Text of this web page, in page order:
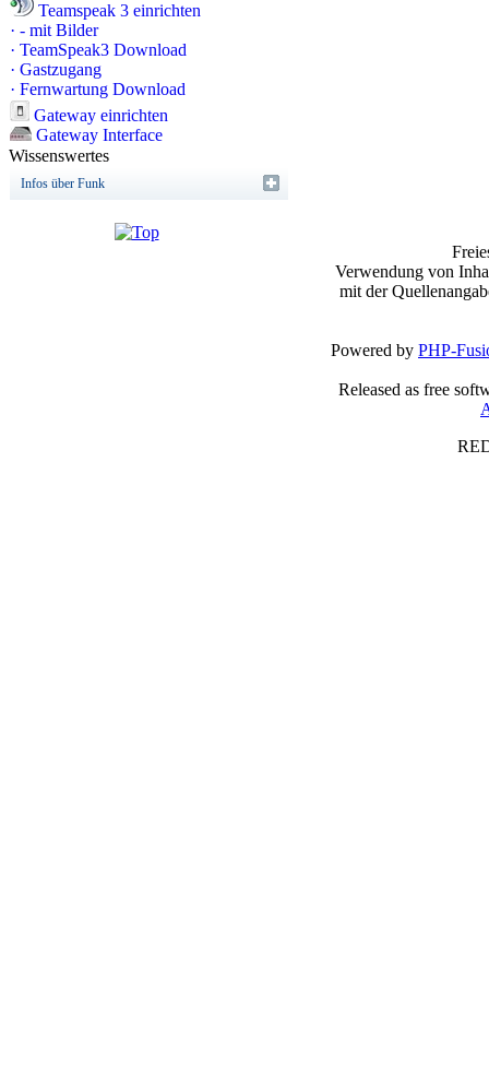
Teamspeak 3 einrichten
· - mit Bilder
· TeamSpeak3 Download
· Gastzugang
· Fernwartung Download
Gateway einrichten
Gateway Interface
Wissenswertes
Infos über Funk
Verwendung von
mit der
Powered by PHP-
Released as free